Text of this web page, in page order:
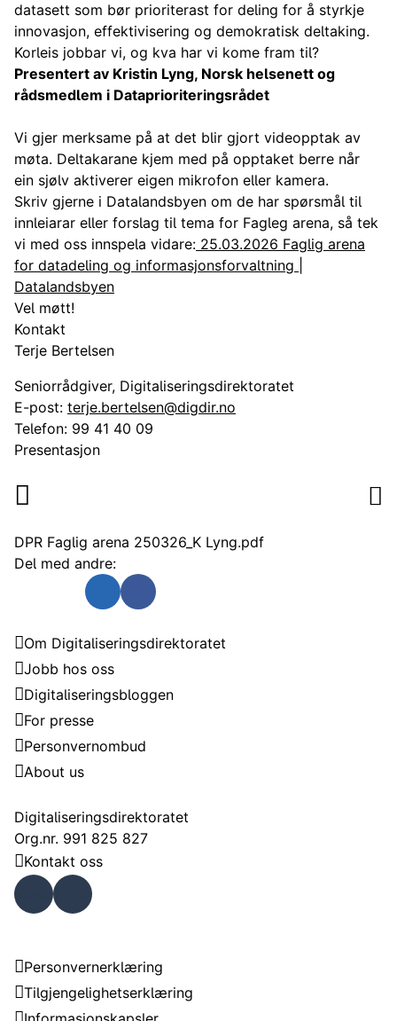
datasett som bør prioriterast for deling for å styrkje
innovasjon, effektivisering og demokratisk deltaking.
Korleis jobbar vi, og kva har vi kome fram til?
Presentert av Kristin Lyng, Norsk helsenett og
rådsmedlem i Dataprioriteringsrådet
Vi gjer merksame på at det blir gjort videopptak av
møta. Deltakarane kjem med på opptaket berre når
ein sjølv aktiverer eigen mikrofon eller kamera.
Skriv gjerne i Datalandsbyen om de har spørsmål til
innleiarar eller forslag til tema for Fagleg arena, så tek
vi med oss innspela vidare: 25.03.2026 Faglig arena
for datadeling og informasjonsforvaltning |
Datalandsbyen
Vel møtt!
Kontakt
Terje Bertelsen
Seniorrådgiver, Digitaliseringsdirektoratet
E-post: terje.bertelsen@digdir.no
Telefon: 99 41 40 09
Presentasjon
DPR Faglig arena 250326_K Lyng.pdf
Del med andre:
Send som e-post
Del på TwitterDel på Linkedin
Del på Facebook
Om Digitaliseringsdirektoratet
Jobb hos oss
Digitaliseringsbloggen
For presse
Personvernombud
About us
Digitaliseringsdirektoratet
Org.nr. 991 825 827
Kontakt oss
Faceb
Personvernerklæring
Tilgjengelighetserklæring